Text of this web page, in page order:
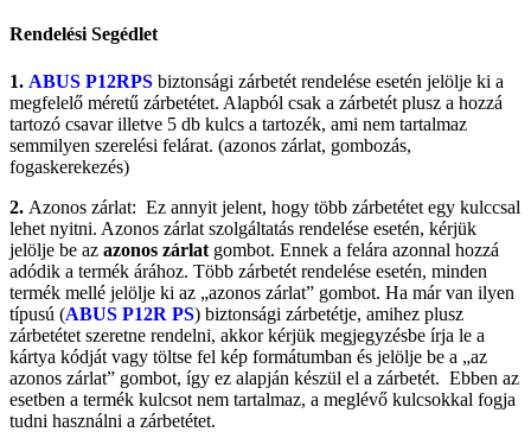
Rendelési Segédlet
1. ABUS P12RPS biztonsági zárbetét rendelése esetén jelölje ki a
megfelelő méretű zárbetétet. Alapból csak a zárbetét plusz a hozzá
tartozó csavar illetve 5 db kulcs a tartozék, ami nem tartalmaz
semmilyen szerelési felárat. (azonos zárlat, gombozás,
fogaskerekezés)
2. Azonos zárlat: Ez annyit jelent, hogy több zárbetétet egy kulccsal
lehet nyitni. Azonos zárlat szolgáltatás rendelése esetén, kérjük
jelölje be az azonos zárlat gombot. Ennek a felára azonnal hozzá
adódik a termék árához. Több zárbetét rendelése esetén, minden
termék mellé jelölje ki az „azonos zárlat” gombot. Ha már van ilyen
típusú (ABUS P12R PS) biztonsági zárbetétje, amihez plusz
zárbetétet szeretne rendelni, akkor kérjük megjegyzésbe írja le a
kártya kódját vagy töltse fel kép formátumban és jelölje be a „az
azonos zárlat” gombot, így ez alapján készül el a zárbetét. Ebben az
esetben a termék kulcsot nem tartalmaz, a meglévő kulcsokkal fogja
tudni használni a zárbetétet.